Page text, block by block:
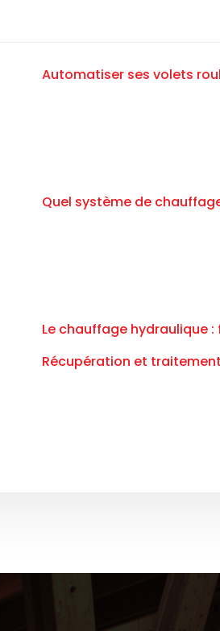
Automatiser ses volets
Quel système de
Le chauffage hydraulique
Récupération et